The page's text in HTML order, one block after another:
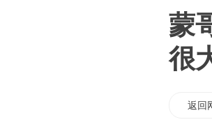
蒙
很
返回